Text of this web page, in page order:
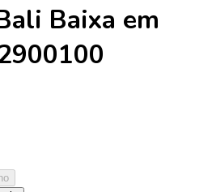
Baixa em